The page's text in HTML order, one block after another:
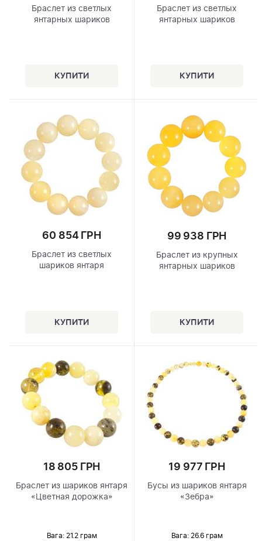
Браслет из светлых
янтарных шариков
Браслет из светлых
янтарных шариков
60 854 ГРН
Браслет из светлых
шариков янтаря
99 938 ГРН
Браслет из крупных
янтарных шариков
18 805 ГРН
Браслет из шариков янтаря
«Цветная дорожка»
Вага: 21.2 грам
19 977 ГРН
Бусы из шариков янтаря
«Зебра»
Вага: 26.6 грам